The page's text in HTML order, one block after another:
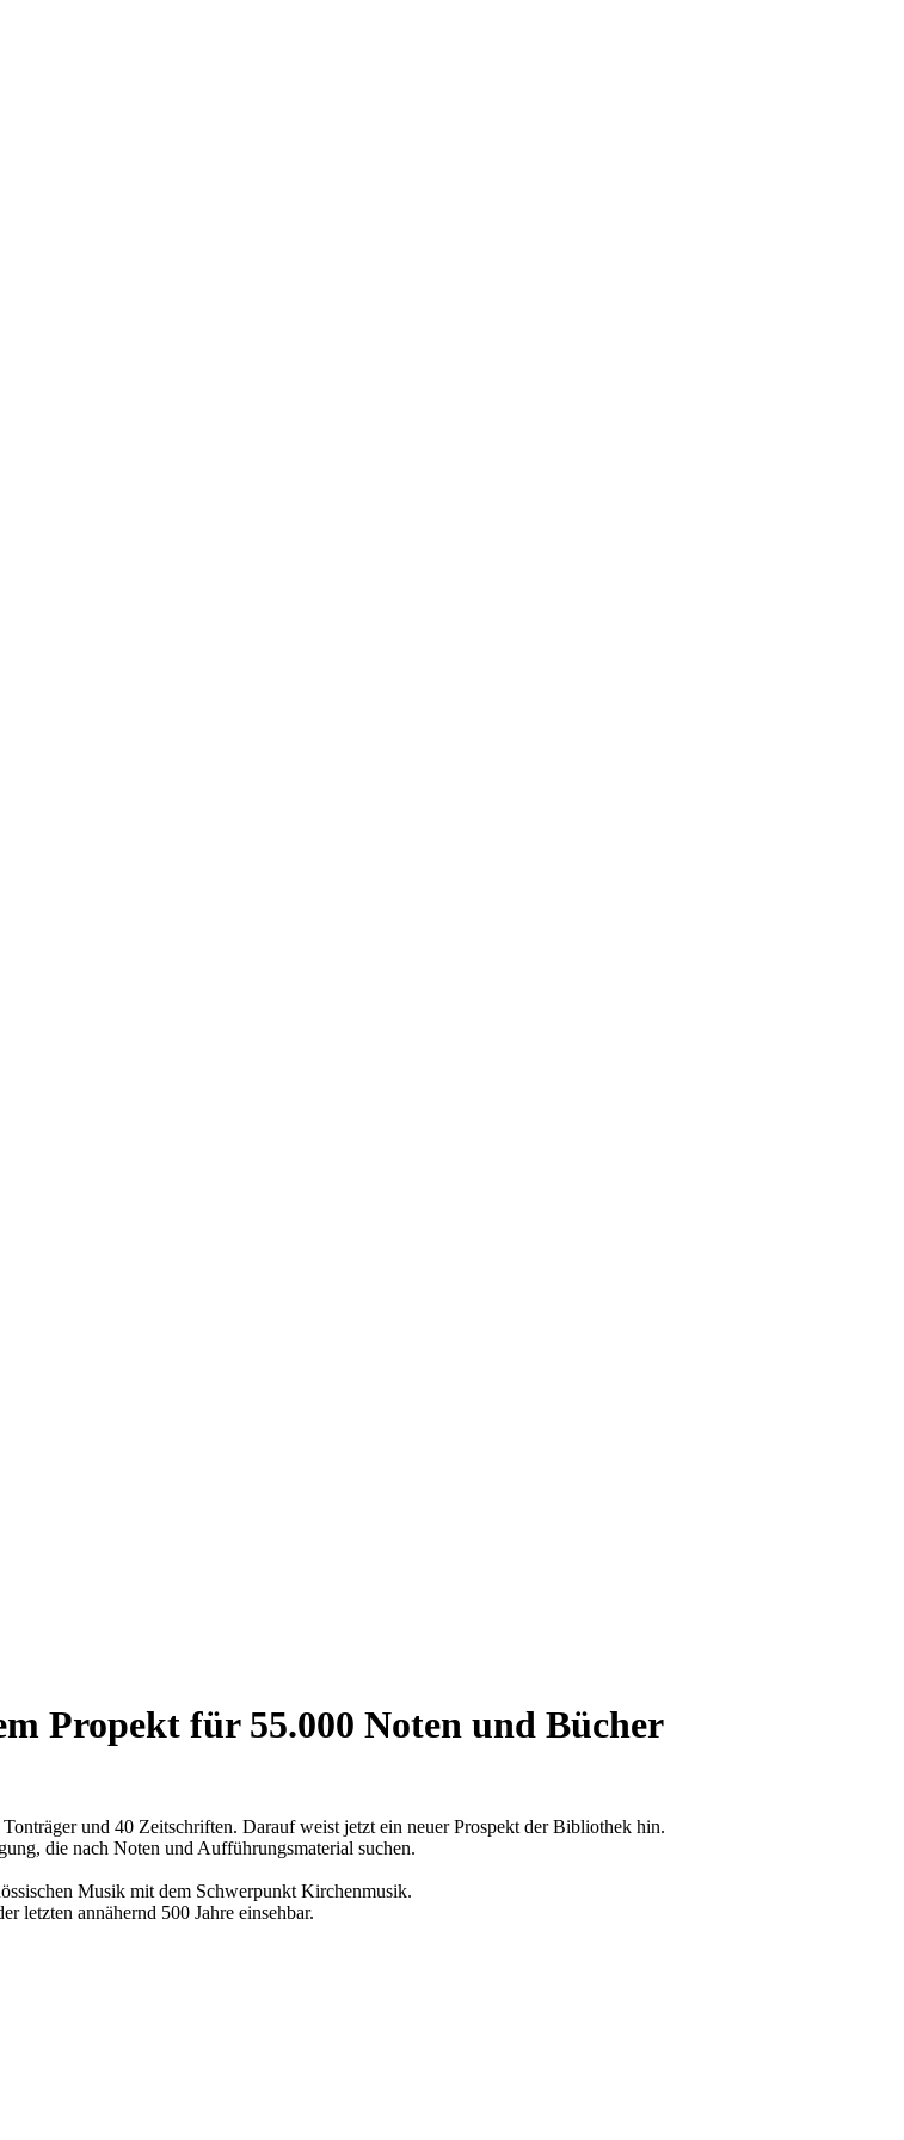
Propekt für 55.000 Noten und Bücher
und 40 Zeitschriften. Darauf weist jetzt ein neuer Prospekt der Bibliothek hin.
die nach Noten und Aufführungsmaterial suchen.
Musik mit dem Schwerpunkt Kirchenmusik.
letzten annähernd 500 Jahre einsehbar.